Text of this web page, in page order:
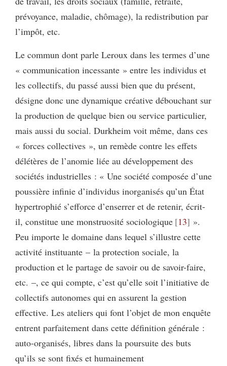
prévoyance, maladie, chômage), la redistribution par
l’impôt, etc.
Le commun dont parle Leroux dans les termes d’une
« communication incessante » entre les individus et
les collectifs, du passé aussi bien que du présent,
désigne donc une dynamique créative débouchant sur
la production de quelque bien ou service particulier,
mais aussi du social. Durkheim voit même, dans ces
« forces collectives », un remède contre les effets
délétères de l’anomie liée au développement des
sociétés industrielles : « Une société composée d’une
poussière infinie d’individus inorganisés qu’un État
hypertrophié s’efforce d’enserrer et de retenir, écrit-
il, constitue une monstruosité sociologique 13 ».
Peu importe le domaine dans lequel s’illustre cette
activité instituante – la protection sociale, la
production et le partage de savoir ou de savoir-faire,
etc. –, ce qui compte, c’est qu’elle soit l’initiative de
collectifs autonomes qui en assurent la gestion
effective. Les ateliers qui font l’objet de mon enquête
entrent parfaitement dans cette définition générale :
auto-organisés, libres dans la poursuite des buts
qu’ils se sont fixés et humainement